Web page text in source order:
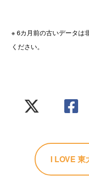
※ 6カ月前の古いデータは
ください。
I LOVE 東